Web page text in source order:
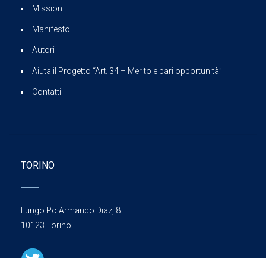
Mission
Manifesto
Autori
Aiuta il Progetto “Art. 34 – Merito e pari opportunità”
Contatti
TORINO
Lungo Po Armando Diaz, 8
10123 Torino